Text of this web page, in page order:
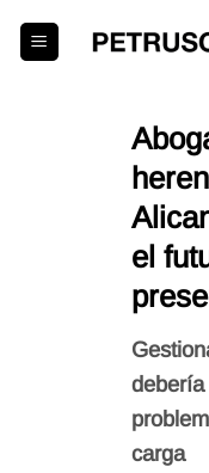
el
carga